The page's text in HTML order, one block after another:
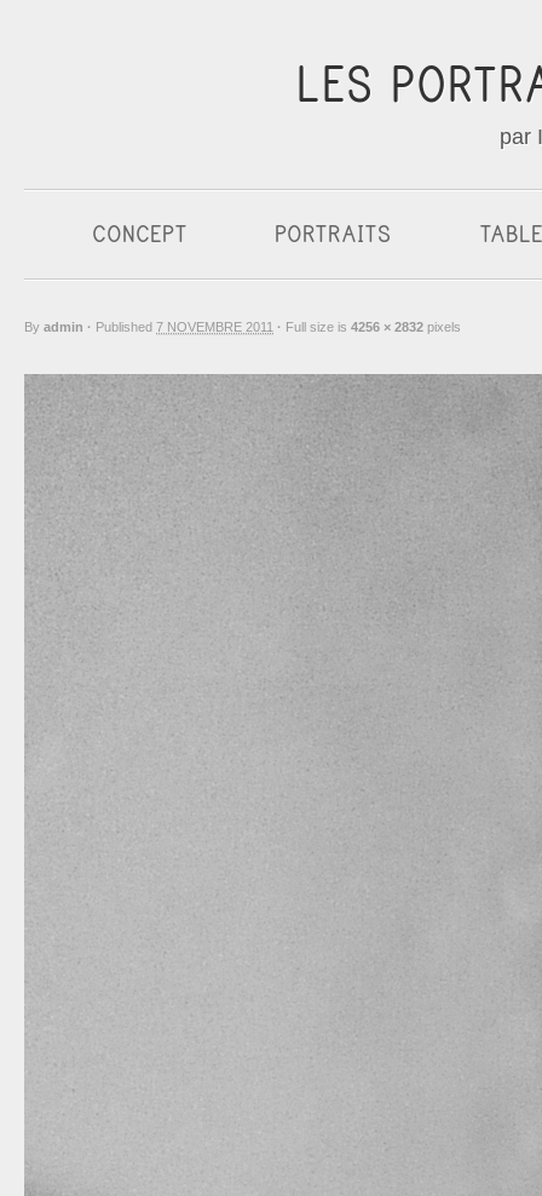
LES
par
CONCEPT PORTRAITS
By admin · Published 7 NOVEMBRE 2011 · Full size is 4256 × 2832 pixels